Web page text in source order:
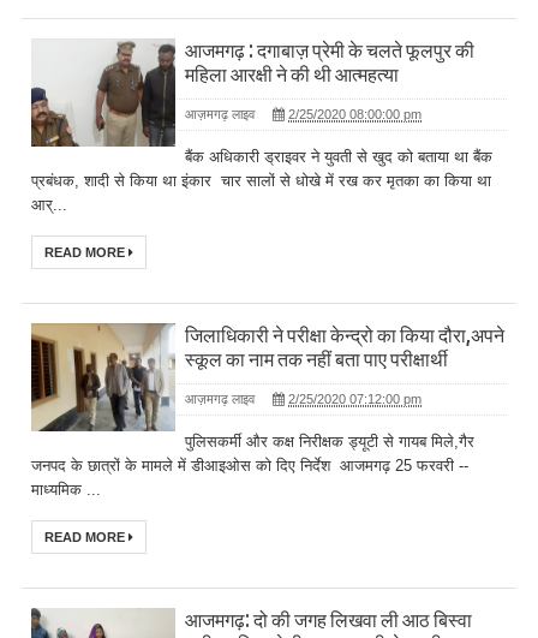
आजमगढ़ : दगाबाज़ प्रेमी के चलते फूलपुर की
महिला आरक्षी ने की थी आत्महत्या
आज़मगढ़ लाइव 2/25/2020 08:00:00 pm
बैंक अधिकारी ड्राइवर ने युवती से खुद को बताया था बैंक
प्रबंधक, शादी से किया था इंकार चार सालों से धोखे में रख कर मृतका का किया था
आर्...
READ MORE
जिलाधिकारी ने परीक्षा केन्द्रो का किया दौरा,अपने
स्कूल का नाम तक नहीं बता पाए परीक्षार्थी
आज़मगढ़ लाइव 2/25/2020 07:12:00 pm
पुलिसकर्मी और कक्ष निरीक्षक ड्यूटी से गायब मिले,गैर
जनपद के छात्रों के मामले में डीआइओस को दिए निर्देश आजमगढ़ 25 फरवरी --
माध्यमिक ...
READ MORE
आजमगढ़: दो की जगह लिखवा ली आठ बिस्वा